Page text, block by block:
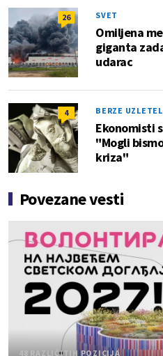
26 SVET
Omiljena
giganta
udarac
4 BERZE
Ekonomisti
"Mogli
kriza"
Povezane vesti
48 RAZLIČITIH POZICIJA